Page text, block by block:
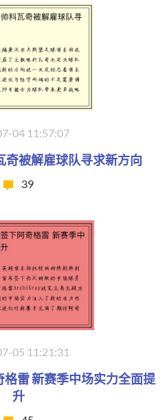
04 11:57:07
奇被解雇球队寻求新方向
39
05 11:21:31
雷 新赛季中场实力全面提
升